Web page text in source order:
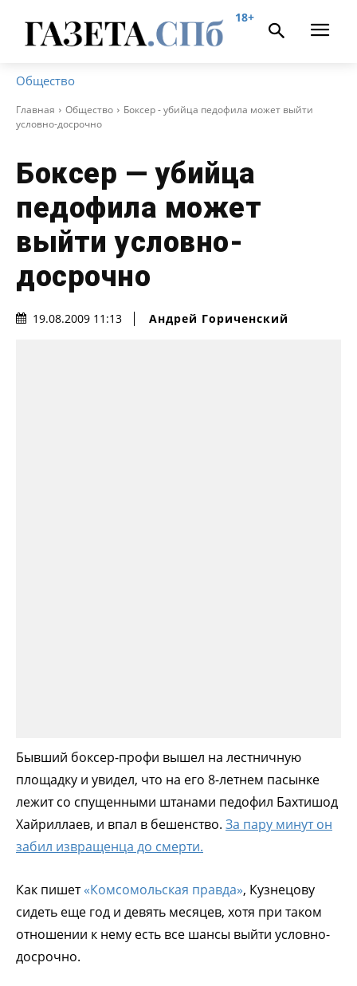
18+
Общество
Главная Общество
Боксер - убийца педофила может выйти
условно-досрочно
Боксер — убийца
педофила может
выйти условно-
досрочно
19.08.2009 11:13 Андрей Гориченcкий
Бывший боксер-профи вышел на лестничную
площадку и увидел, что на его 8-летнем пасынке
лежит со спущенными штанами педофил Бахтишод
Хайриллаев, и впал в бешенство. За пару минут он
забил извращенца до смерти.
Как пишет«Комсомольская правда», Кузнецову
сидеть еще год и девять месяцев, хотя при таком
отношении к нему есть все шансы выйти условно-
досрочно.